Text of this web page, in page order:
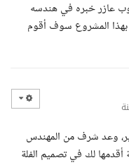
عازر خبره في هندسه
المشروع سوف أقوم
وعد شرف من المهندس
لك في تصميم الفلة